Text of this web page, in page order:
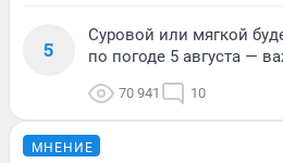
5
Суровой или мягкой
по погоде 5 августа —
70 941 10
МНЕНИЕ